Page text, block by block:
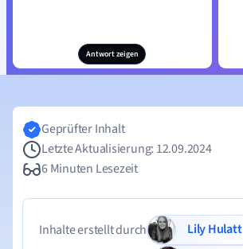
Antwort zeigen
Geprüfter Inhalt
Letzte Aktualisierung: 12.09.2024
6 Minuten Lesezeit
Inhalte erstellt durch
Lily Hulatt